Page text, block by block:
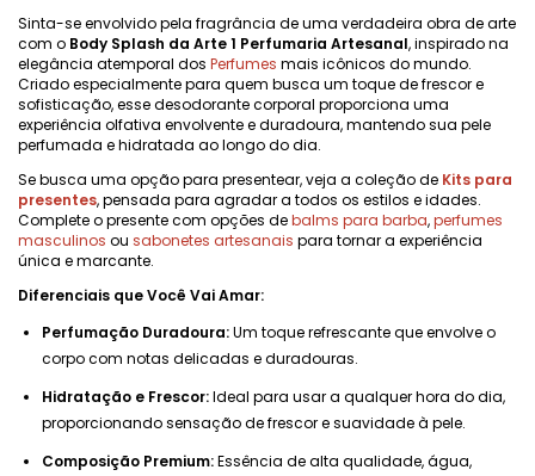
Sinta-se envolvido pela fragrância de uma verdadeira obra de arte
com o Body Splash da Arte 1 Perfumaria Artesanal, inspirado na
elegância atemporal dos Perfumes mais icônicos do mundo.
Criado especialmente para quem busca um toque de frescor e
sofisticação, esse desodorante corporal proporciona uma
experiência olfativa envolvente e duradoura, mantendo sua pele
perfumada e hidratada ao longo do dia.
Se busca uma opção para presentear, veja a coleção de Kits para
presentes, pensada para agradar a todos os estilos e idades.
Complete o presente com opções debalms para barba,perfumes
masculinos ou sabonetes artesanais para tornar a experiência
única e marcante.
Diferenciais que Você Vai Amar:
Perfumação Duradoura:Um toque refrescante que envolve o
corpo com notas delicadas e duradouras.
Hidratação e Frescor:Ideal para usar a qualquer hora do dia,
proporcionando sensação de frescor e suavidade à pele.
Composição Premium:Essência de alta qualidade, água,